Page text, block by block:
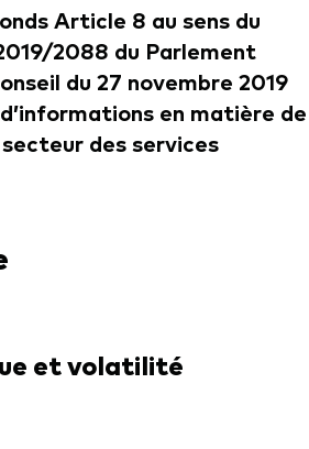
Article 8 au sens du
2088 du Parlement
du 27 novembre 2019
en matière de
des services
et volatilité